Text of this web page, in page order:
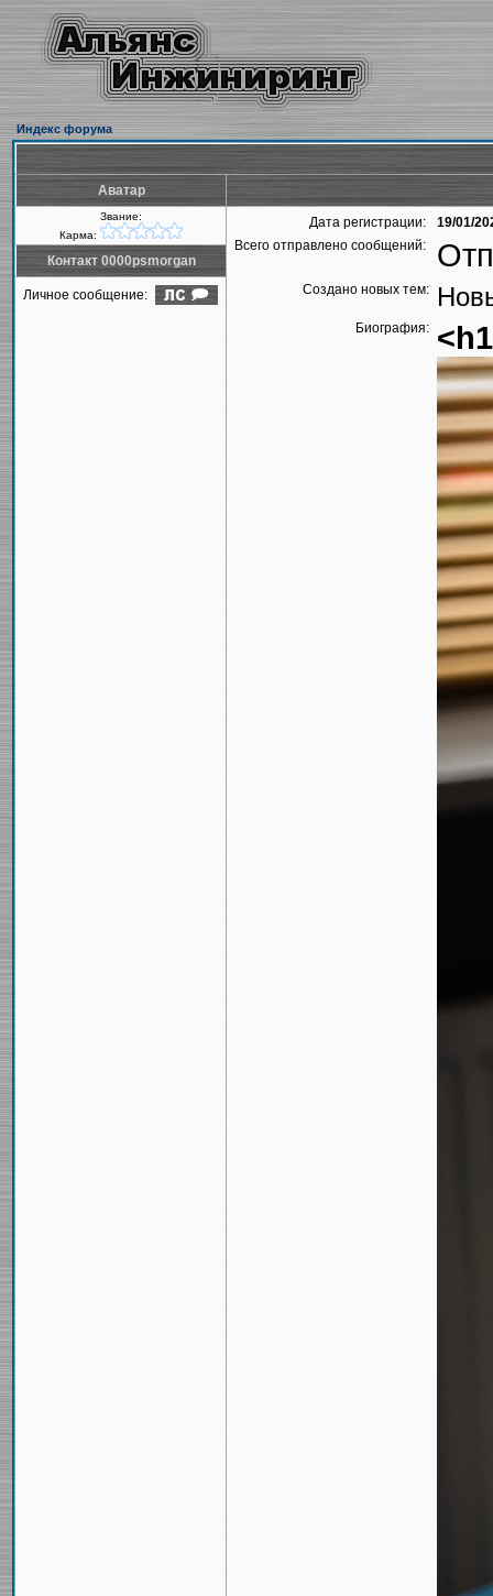
Индекс форума
Аватар
Звание:
Карма:
Дата регистрации:
19/01/
Всего отправлено сообщений:
Создано новых тем:
Биография:
Контакт 0000psmorgan
Личное сообщение: